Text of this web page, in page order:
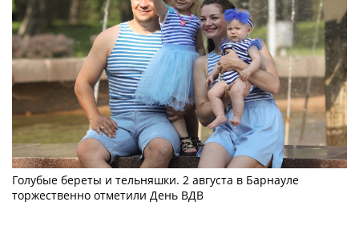
Голубые береты и тельняшки. 2 августа в Барнауле
торжественно отметили День ВДВ